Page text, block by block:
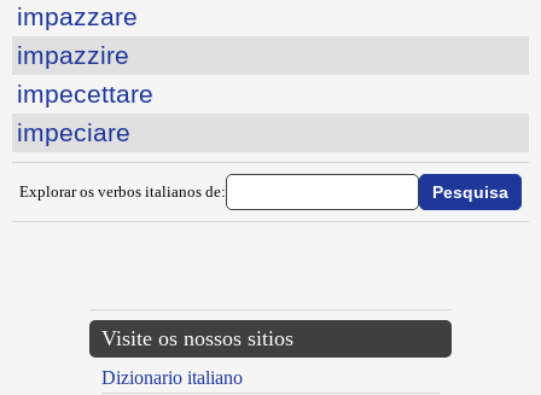
impazzare
impazzire
impecettare
impeciare
Explorar os verbos italianos de:
Visite os nossos sitios
Dizionario italiano